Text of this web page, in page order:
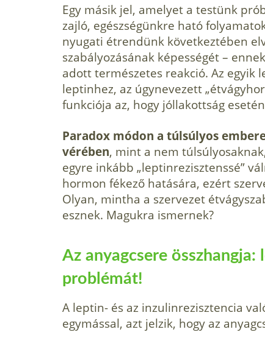
Egy másik jel, amelyet a testünk
zajló, egészségünkre ható
nyugati étrendünk következtében
szabályozásának képességét –
adott természetes reakció. Az egyik
leptinhez, az úgynevezett
funkciója az, hogy jóllakottság
Paradox módon a túlsúlyos
vérében, mint a nem
egyre inkább „leptinrezisztenssé”
hormon fékező hatására, ezért
Olyan, mintha a szervezet
esznek. Magukra ismernek?
Az anyagcsere
problémát!
A leptin- és az inzulinrezisztencia
egymással, azt jelzik, hogy az